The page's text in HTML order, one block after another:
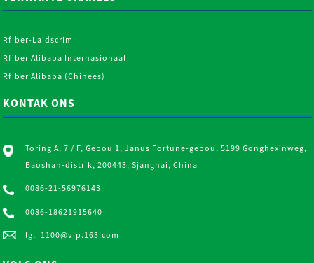
Rfiber-Laidscrim
Rfiber Alibaba Internasionaal
Rfiber Alibaba (Chinees)
KONTAK ONS
Toring A, 7 / F, Gebou 1, Janus Fortune-gebou, 5199 Gonghexinweg,
Baoshan-distrik, 200443, Sjanghai, China
0086-21-56976143
0086-18621915640
lgl_1100@vip.163.com